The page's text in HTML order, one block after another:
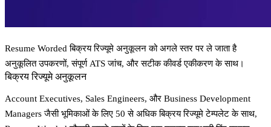
Resume Worded बिक्रय रिज्यूमे अनुकूलन को अगले स्तर पर ले जाता है
अनुकूलित उपकरणों, संपूर्ण ATS जांच, और सटीक कीवर्ड एकीकरण के साथ।
बिक्रय रिज्यूमे अनुकूलन
Account Executives, Sales Engineers, और Business Development
Managers जैसी भूमिकाओं के लिए 50 से अधिक बिक्रय रिज्यूमे टेम्पलेट के साथ,